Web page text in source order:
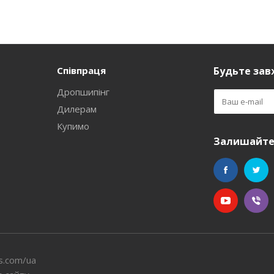
Співпраця
Дропшипінг
Дилерам
Купимо
Будьте
ua